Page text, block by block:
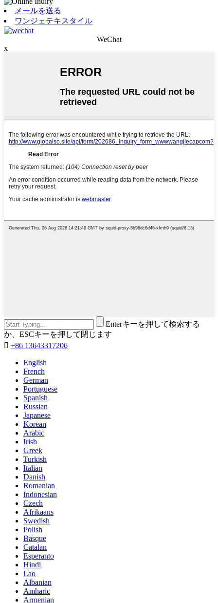
メールを送る
ワンジェテキスタイル
WeChat
x
Enterキーを押して検索する
か、ESCキーを押して閉じます
 +86 13643317206
English
French
German
Portuguese
Spanish
Russian
Japanese
Korean
Arabic
Irish
Greek
Turkish
Italian
Danish
Romanian
Indonesian
Czech
Afrikaans
Swedish
Polish
Basque
Catalan
Esperanto
Hindi
Lao
Albanian
Amharic
Armenian